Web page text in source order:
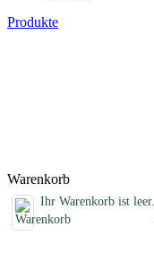
Produkte
Warenkorb
Ihr Warenkorb ist leer.